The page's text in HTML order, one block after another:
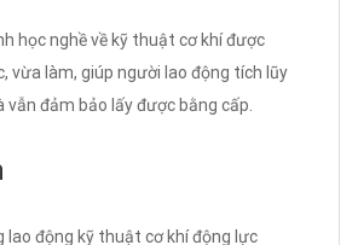
học nghề về kỹ thuật cơ khí được
vừa làm, giúp người lao động tích lũy
vẫn đảm bảo lấy được bằng cấp.
lao động kỹ thuật cơ khí động lực